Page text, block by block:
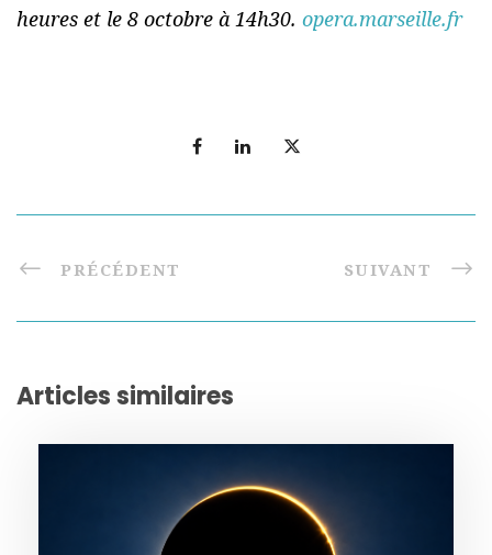
heures et le 8 octobre à 14h30. opera.marseille.fr
PRÉCÉDENT SUIVANT
Articles similaires